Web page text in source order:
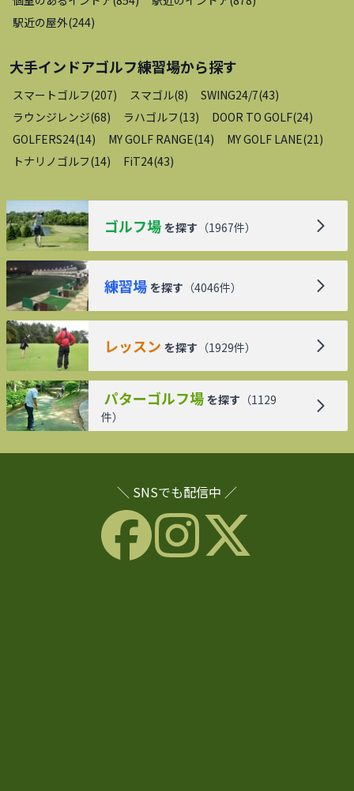
駅近の屋外(244)
大手インドアゴルフ練習場から探す
スマートゴルフ(207) スマゴル(8) SWING24/7(43)
ラウンジレンジ(68) ラハゴルフ(13) DOOR TO GOLF(24)
GOLFERS24(14) MY GOLF RANGE(14) MY GOLF LANE(21 )
トナリノゴルフ(14) FiT24(43)
ゴルフ場 を探す （1967件）
練習場 を探す （4046件）
レッスン を探す （1929件）
パターゴルフ場 を探す （1129
件）
＼ SNSでも配信中 ／